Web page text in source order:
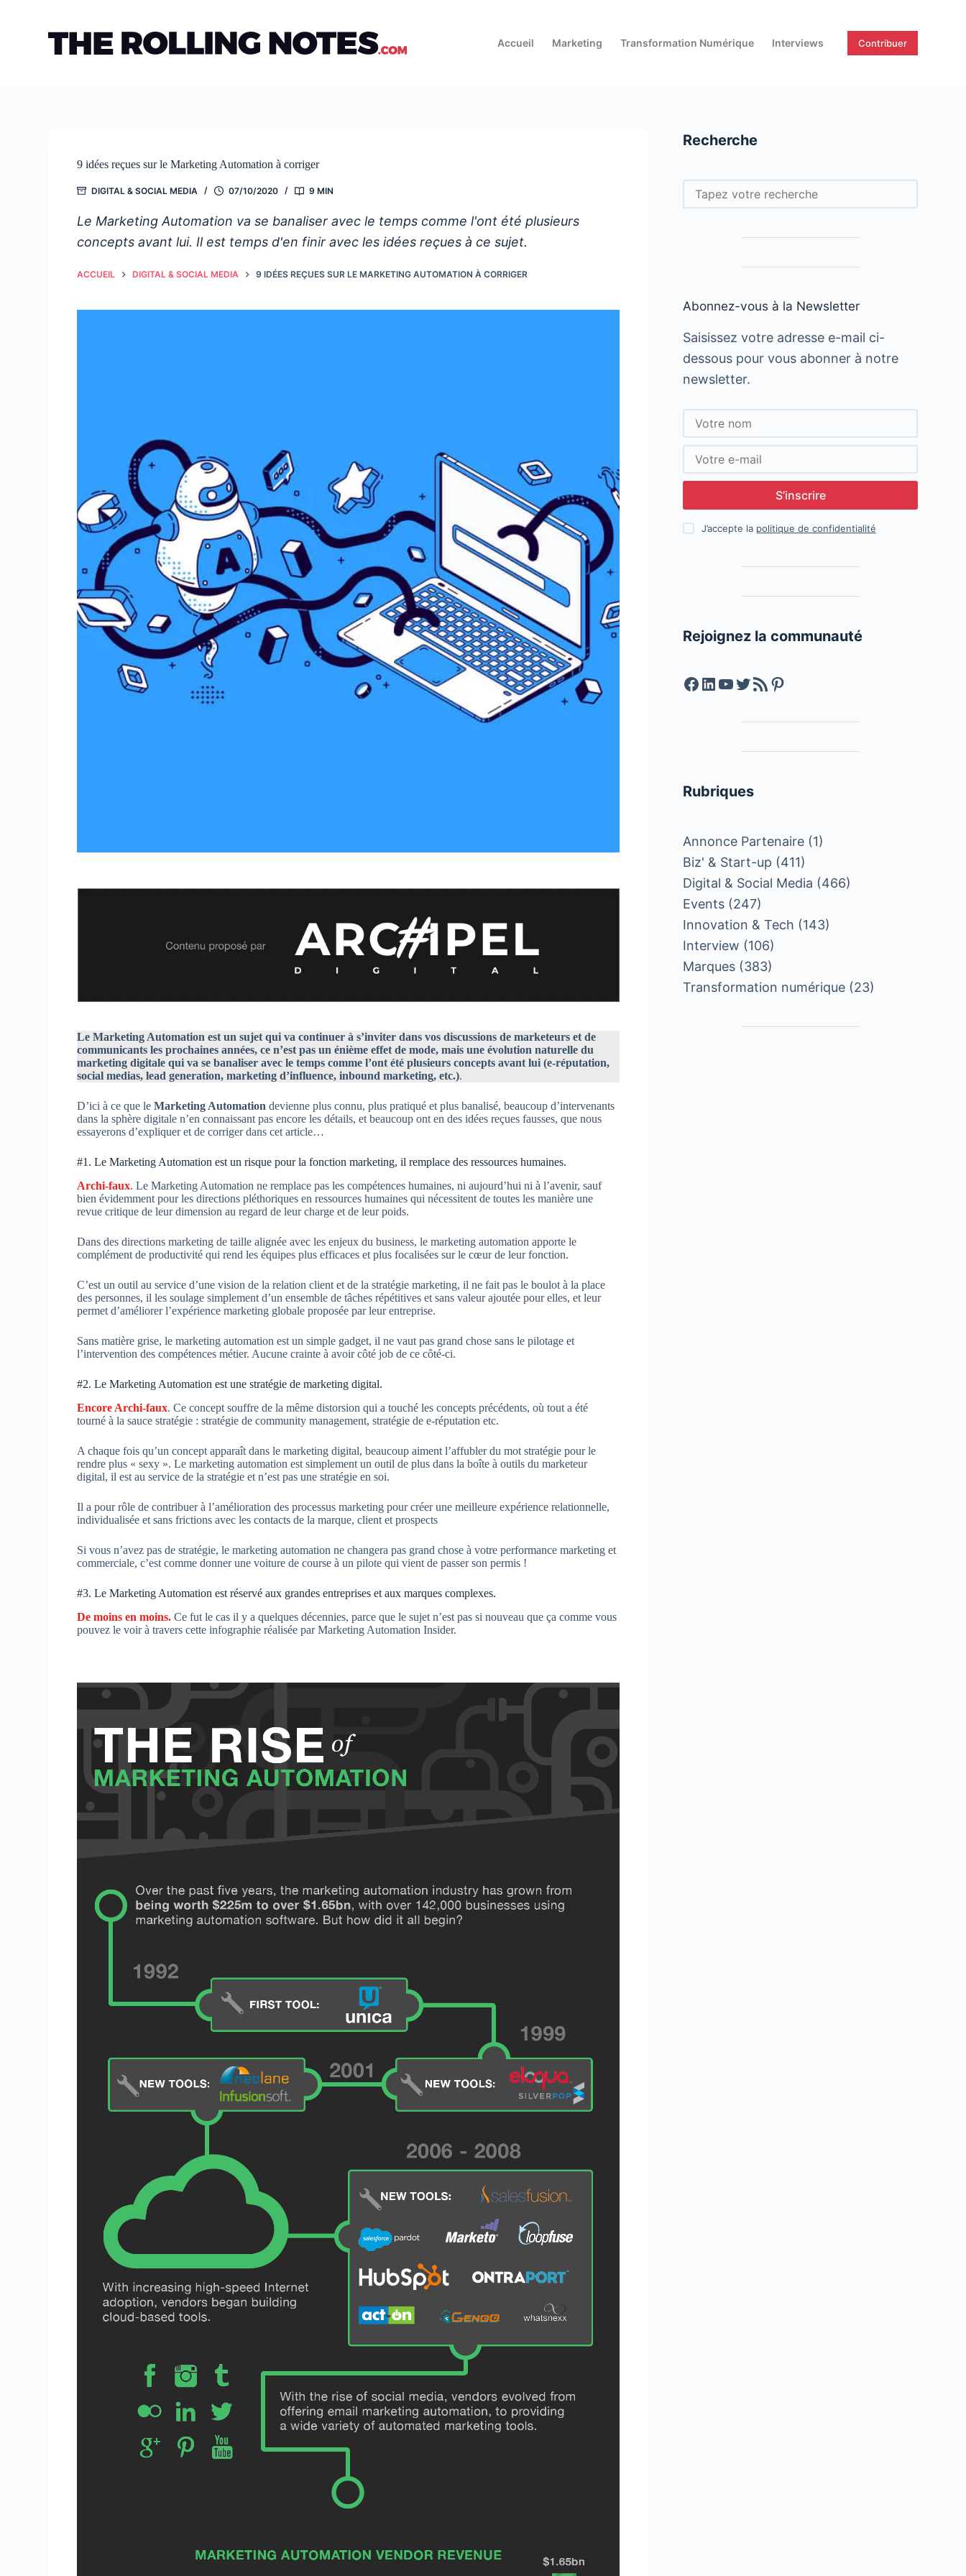
Accueil
Marketing Transformation Numérique Interviews Contribuer
9 idées reçues sur le Marketing Automation à corriger
DIGITAL & SOCIAL MEDIA 07/10/2020 9 MIN
Le Marketing Automation va se banaliser avec le temps comme l'ont été plusieurs
concepts avant lui. Il est temps d'en finir avec les idées reçues à ce sujet.
ACCUEIL DIGITAL & SOCIAL MEDIA 9 IDÉES REÇUES SUR LE MARKETING AUTOMATION À CORRIGER
Le Marketing Automation est un sujet qui va continuer à s’inviter dans vos discussions de marketeurs et de
communicants les prochaines années, ce n’est pas un énième effet de mode, mais une évolution naturelle du
marketing digitale qui va se banaliser avec le temps comme l’ont été plusieurs concepts avant lui (e-réputation,
social medias, lead generation, marketing d’influence, inbound marketing, etc.).
D’ici à ce que leMarketing Automation devienne plus connu, plus pratiqué et plus banalisé, beaucoup d’intervenants
dans la sphère digitale n’en connaissant pas encore les détails, et beaucoup ont en des idées reçues fausses, que nous
essayerons d’expliquer et de corriger dans cet article…
#1. Le Marketing Automation est un risque pour la fonction marketing, il remplace des ressources humaines.
Archi-faux. Le Marketing Automation ne remplace pas les compétences humaines, ni aujourd’hui ni à l’avenir, sauf
bien évidemment pour les directions pléthoriques en ressources humaines qui nécessitent de toutes les manière une
revue critique de leur dimension au regard de leur charge et de leur poids.
Dans des directions marketing de taille alignée avec les enjeux du business, le marketing automation apporte le
complément de productivité qui rend les équipes plus efficaces et plus focalisées sur le cœur de leur fonction.
C’est un outil au service d’une vision de la relation client et de la stratégie marketing, il ne fait pas le boulot à la place
des personnes, il les soulage simplement d’un ensemble de tâches répétitives et sans valeur ajoutée pour elles, et leur
permet d’améliorer l’expérience marketing globale proposée par leur entreprise.
Sans matière grise, le marketing automation est un simple gadget, il ne vaut pas grand chose sans le pilotage et
l’intervention des compétences métier. Aucune crainte à avoir côté job de ce côté-ci.
#2. Le Marketing Automation est une stratégie de marketing digital.
Encore Archi-faux. Ce concept souffre de la même distorsion qui a touché les concepts précédents, où tout a été
tourné à la sauce stratégie : stratégie de community management, stratégie de e-réputation etc.
A chaque fois qu’un concept apparaît dans le marketing digital, beaucoup aiment l’affubler du mot stratégie pour le
rendre plus « sexy ». Le marketing automation est simplement un outil de plus dans la boîte à outils du marketeur
digital, il est au service de la stratégie et n’est pas une stratégie en soi.
Il a pour rôle de contribuer à l’amélioration des processus marketing pour créer une meilleure expérience relationnelle,
individualisée et sans frictions avec les contacts de la marque, client et prospects
Si vous n’avez pas de stratégie, le marketing automation ne changera pas grand chose à votre performance marketing et
commerciale, c’est comme donner une voiture de course à un pilote qui vient de passer son permis !
#3. Le Marketing Automation est réservé aux grandes entreprises et aux marques complexes.
De moins en moins. Ce fut le cas il y a quelques décennies, parce que le sujet n’est pas si nouveau que ça comme vous
pouvez le voir à travers cette infographie réalisée par Marketing Automation Insider.
Recherche
Rechercher
Abonnez-vous à la Newsletter
Saisissez votre adresse e-mail ci-
dessous pour vous abonner à notre
newsletter.
S’inscrire
J’accepte la politique de confidentialité
Rejoignez la communauté
Facebook
LinkedIn
YouTube
Twitter
Feed RSSPinterest
Rubriques
Annonce Partenaire (1)
Biz' & Start-up (411)
Digital & Social Media (466)
Events (247)
Innovation & Tech (143)
Interview (106)
Marques (383)
Transformation numérique (23)